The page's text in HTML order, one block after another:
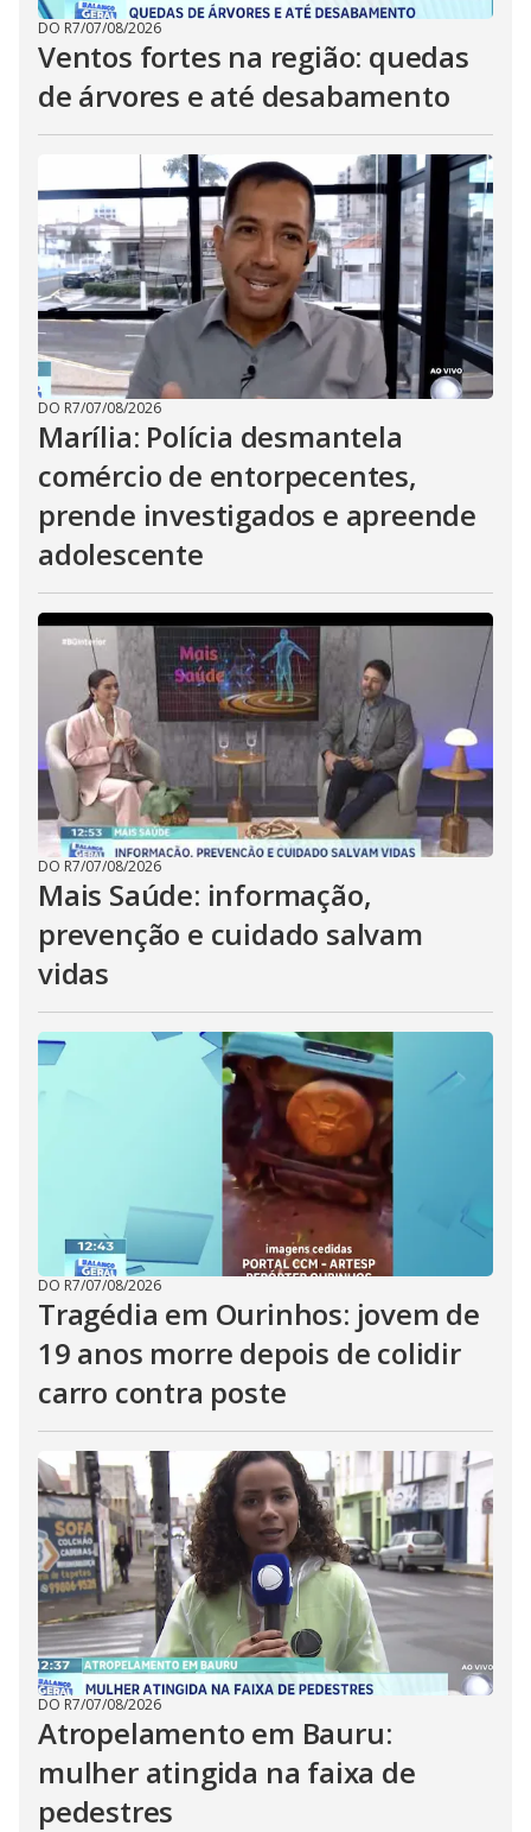
DO R7/07/08/2026
Ventos fortes na região: quedas
de árvores e até desabamento
DO R7/07/08/2026
Marília: Polícia desmantela
comércio de entorpecentes,
prende investigados e apreende
adolescente
DO R7/07/08/2026
Mais Saúde: informação,
prevenção e cuidado salvam
vidas
DO R7/07/08/2026
Tragédia em Ourinhos: jovem de
19 anos morre depois de colidir
carro contra poste
DO R7/07/08/2026
Atropelamento em Bauru:
mulher atingida na faixa de
pedestres